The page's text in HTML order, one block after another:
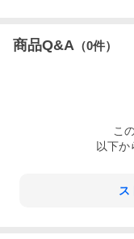
商品Q&A （0件）
こ
以下か
ス